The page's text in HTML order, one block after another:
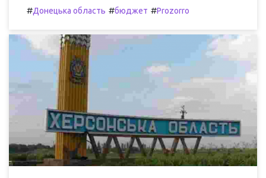
#Донецька область #бюджет #Prozorro